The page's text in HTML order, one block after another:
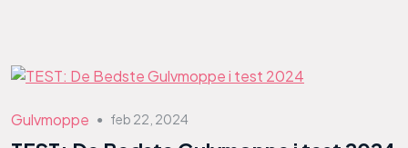
Gulvmoppe ● feb 22, 2024